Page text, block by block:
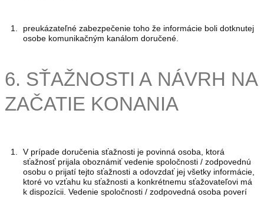
preukázateľné zabezpečenie toho že informácie boli dotknutej
osobe komunikačným kanálom doručené.
6. SŤAŽNOSTI A NÁVRH NA
ZAČATIE KONANIA
V prípade doručenia sťažnosti je povinná osoba, ktorá
sťažnosť prijala oboznámiť vedenie spoločnosti / zodpovednú
osobu o prijatí tejto sťažnosti a odovzdať jej všetky informácie,
ktoré vo vzťahu ku sťažnosti a konkrétnemu sťažovateľovi má
k dispozícii. Vedenie spoločnosti / zodpovedná osoba poverí